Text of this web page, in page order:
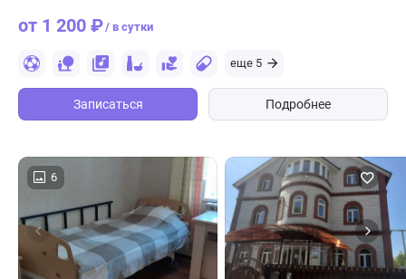
от 1 200 ₽/ в сутки
еще 5
Записаться Подробнее
6